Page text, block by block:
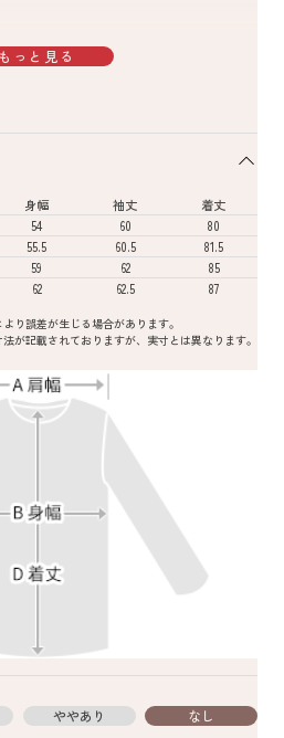
もっと見る
身幅 袖丈
着丈
54 60
80
55.5 60.5
81.5
59 62
85
62 62.5 87
り誤差が生じる場合があります。
が記載されておりますが、実寸とは異なります。
ややあり なし